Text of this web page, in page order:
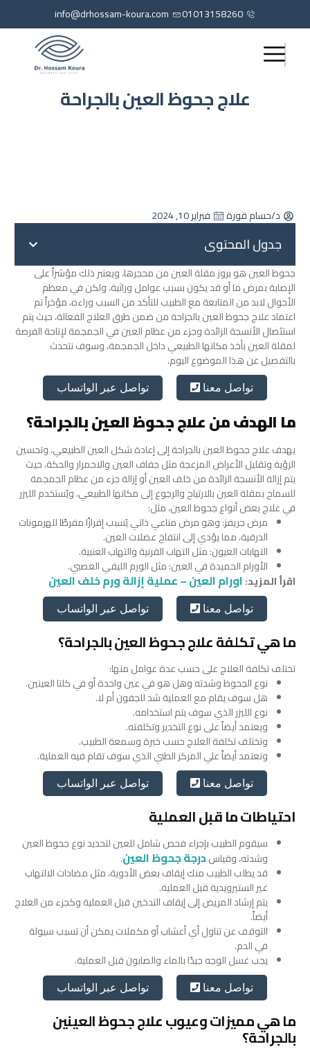
01013158260
info@drhossam-koura.com
علاج جحوظ العين بالجراحة
د/حسام قورة فبراير 10, 2024
جدول المحتوى
جحوظ العين هو بروز مقلة العين من محجرها، ويعتبر ذلك مؤشراً على
الإصابة بمرض ما أو قد يكون بسبب عوامل وراثية، ولكن في معظم
الأحوال لابد من المتابعة مع الطبيب للتأكد من السبب وراءه،مؤخراً تم
اعتماد علاج جحوظ العين بالجراحةمن ضمن طرق العلاج الفعالة، حيث يتم
استئصال الأنسجة الزائدة وجزء من عظام العين في الجمجمة لإتاحة الفرصة
لمقلة العين بأخذ مكانها الطبيعي داخل الجمجمة، وسوف نتحدث
بالتفصيل عن هذا الموضوع اليوم.
تواصل معنا تواصل عبر الواتساب
ما الهدف من علاج جحوظ العين بالجراحة؟
يهدف علاج جحوظ العين بالجراحة إلى إعادة شكل العين الطبيعي، وتحسين
الرؤية وتقليل الأعراض المزعجة مثل جفاف العين والاحمرار والحكة، حيث
يتم إزالة الأنسجة الزائدة من خلف العين أو إزالة جزء من عظام الجمجمة
للسماح بمقلة العين بالارتياح والرجوع إلى مكانها الطبيعي، ويُستخدم الليزر
في علاج بعض أنواع جحوظ العين، مثل:
مرض جريفز: وهو مرض مناعي ذاتي يُسبب إفرازًا مفرطًا للهرمونات
الدرقية، مما يؤدي إلى انتفاخ عضلات العين.
التهابات العيون: مثل التهاب القرنية والتهاب العنبية.
الأورام الحميدة في العين: مثل الورم الليفي العصبي.
اقرأ المزيد:اورام العين – عملية إزالة ورم خلف العين
تواصل معنا تواصل عبر الواتساب
ما هي تكلفة علاج جحوظ العين بالجراحة؟
تختلف تكلفة العلاج على حسب عدة عوامل منها:
نوع الجحوظ وشدته وهل هو في عين واحدة أو في كلتا العينين.
هل سوف يقام مع العملية شد للجفون أم لا.
نوع الليزر الذي سوف يتم استخدامه.
ويعتمد أيضاً على نوع التخدير وتكلفته.
وتختلف تكلفة العلاج حسب خبرة وسمعة الطبيب.
وتعتمد أيضاً علي المركز الطبي الذي سوف تقام فيه العملية.
تواصل معنا تواصل عبر الواتساب
احتياطات ما قبل العملية
سيقوم الطبيب بإجراء فحص شامل للعين لتحديد نوع جحوظ العين
وشدته، وقياسدرجة جحوظ العين.
قد يطلب الطبيب منك إيقاف بعض الأدوية، مثل مضادات الالتهاب
غير الستيرويدية قبل العملية.
يتم إرشاد المريض إلى إيقاف التدخين قبل العملية وكجزء من العلاج
أيضاً.
التوقف عن تناول أي أعشاب أو مكملات يمكن أن تسبب سيولة
في الدم.
يجب غسل الوجه جيدًا بالماء والصابون قبل العملية.
تواصل معنا تواصل عبر الواتساب
ما هي مميزات وعيوب علاج جحوظ العينين
بالجراحة؟